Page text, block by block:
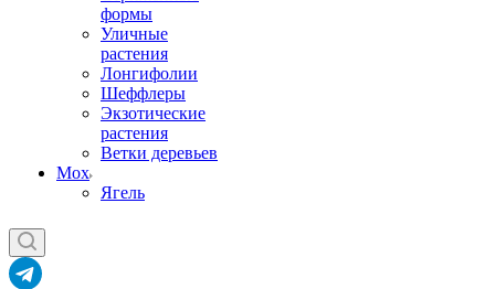
формы
Уличные
растения
Лонгифолии
Шеффлеры
Экзотические
растения
Ветки деревьев
Мох
Ягель